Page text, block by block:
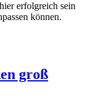
erfolgreich sein
können.
groß